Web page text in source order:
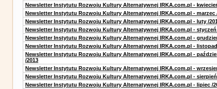
Newsletter Instytutu Rozwoju Kultury Alternatywnej IRKA.com.pl -
Newsletter Instytutu Rozwoju Kultury Alternatywnej IRKA.com.pl - marzec
Newsletter Instytutu Rozwoju Kultury Alternatywnej IRKA.com.pl - luty /
Newsletter Instytutu Rozwoju Kultury Alternatywnej IRKA.com.pl - styczeń
Newsletter Instytutu Rozwoju Kultury Alternatywnej IRKA.com.pl -
Newsletter Instytutu Rozwoju Kultury Alternatywnej IRKA.com.pl - listopad
Newsletter Instytutu Rozwoju Kultury Alternatywnej IRKA.com.pl -
/2013
Newsletter Instytutu Rozwoju Kultury Alternatywnej IRKA.com.pl -
Newsletter Instytutu Rozwoju Kultury Alternatywnej IRKA.com.pl - sierpień
Newsletter Instytutu Rozwoju Kultury Alternatywnej IRKA.com.pl - lipiec /